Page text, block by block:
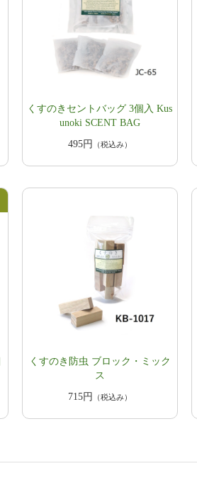
くすのきセントバッグ 3個入 Kus
unoki SCENT BAG
495円
（税込み）
くすのき防虫 ブロック・ミック
ス
715円
（税込み）